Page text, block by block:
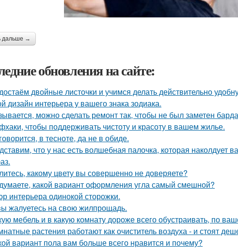
дальше →
обновления на сайте:
двойные листочки и учимся делать действительно
дизайн интерьера у вашего знака зодиака.
можно сделать ремонт так, чтобы не был заметен
чтобы поддерживать чистоту и красоту в вашем жилье.
в тесноте, да не в обиде.
что у нас есть волшебная палочка, которая наколдует
какому цвету вы совершенно не доверяете?
какой вариант оформления угла самый смешной?
интерьера одинокой сторожки.
жалуетесь на свою жилпрощадь.
мебель и в какую комнату дороже всего обустраивать, по
растения работают как очиститель воздуха - и стоят
вариант пола вам больше всего нравится и почему?